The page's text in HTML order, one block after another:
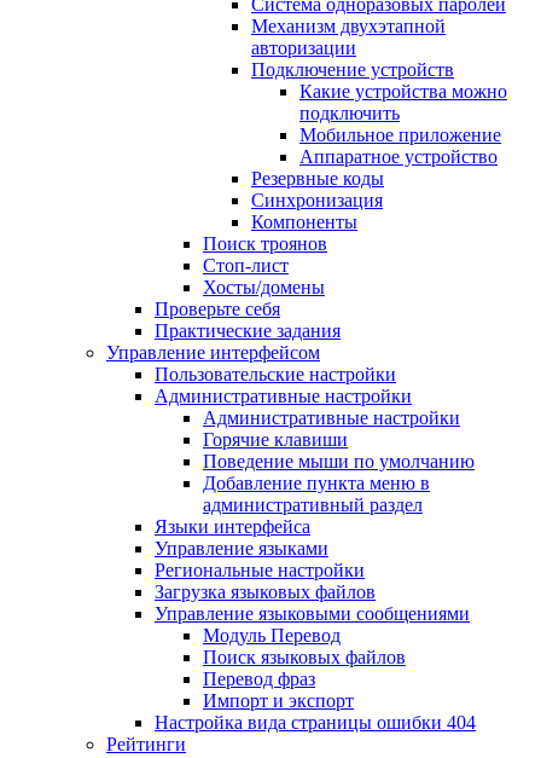
Система одноразовых паролей
Механизм двухэтапной
авторизации
Подключение устройств
Какие устройства можно
подключить
Мобильное приложение
Аппаратное устройство
Резервные коды
Синхронизация
Компоненты
Поиск троянов
Стоп-лист
Хосты/домены
Проверьте себя
Практические задания
Управление интерфейсом
Пользовательские настройки
Административные настройки
Административные настройки
Горячие клавиши
Поведение мыши по умолчанию
Добавление пункта меню в
административный раздел
Языки интерфейса
Управление языками
Региональные настройки
Загрузка языковых файлов
Управление языковыми сообщениями
Mодуль Перевод
Поиск языковых файлов
Перевод фраз
Импорт и экспорт
Настройка вида страницы ошибки 404
Рейтинги